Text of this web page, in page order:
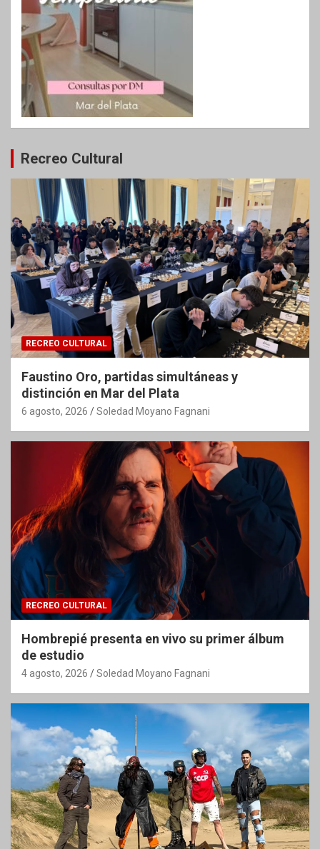
Recreo Cultural
RECREO CULTURAL
Faustino Oro, partidas simultáneas y
distinción en Mar del Plata
6 agosto, 2026 Soledad Moyano Fagnani
RECREO CULTURAL
Hombrepié presenta en vivo su primer álbum
de estudio
4 agosto, 2026 Soledad Moyano Fagnani